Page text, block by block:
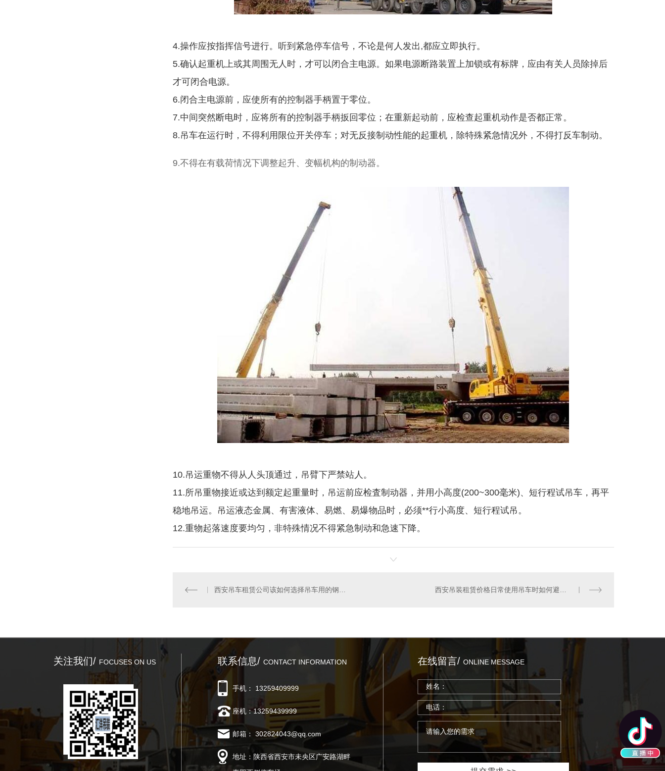
4.操作应按指挥信号进行。听到紧急停车信号，不论是何人发出,都应立即执行。
5.确认起重机上或其周围无人时，才可以闭合主电源。如果电源断路装置上加锁或有标牌，应由有关人员除掉后
才可闭合电源。
6.闭合主电源前，应使所有的控制器手柄置于零位。
7.中间突然断电时，应将所有的控制器手柄扳回零位；在重新起动前，应检查起重机动作是否都正常。
8.吊车在运行时，不得利用限位开关停车；对无反接制动性能的起重机，除特殊紧急情况外，不得打反车制动。
9.不得在有载荷情况下调整起升、变幅机构的制动器。
10.吊运重物不得从人头顶通过，吊臂下严禁站人。
11.所吊重物接近或达到额定起重量时，吊运前应检査制动器，并用小高度(200~300毫米)、短行程试吊车，再平
稳地吊运。吊运液态金属、有害液体、易燃、易爆物品时，必须**行小高度、短行程试吊。
12.重物起落速度要均匀，非特殊情况不得紧急制动和急速下降。
西安吊车租赁公司该如何选择吊车用的钢丝绳呢？ 西安吊装租赁价格日常使用吊车时如何避免出现问题？
关注我们/ FOCUSES ON US 联系信息/ CONTACT INFORMATION
手机： 13259409999
座机：13259439999
邮箱： 302824043@qq.com
地址：陕西省西安市未央区广安路湖畔
在线留言/ ONLINE MESSAGE